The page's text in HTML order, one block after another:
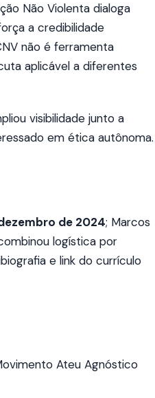
Não Violenta dialoga
a credibilidade
não é ferramenta
aplicável a diferentes
visibilidade junto a
em ética autônoma.
de 2024; Marcos
logística por
e link do currículo
Ateu Agnóstico